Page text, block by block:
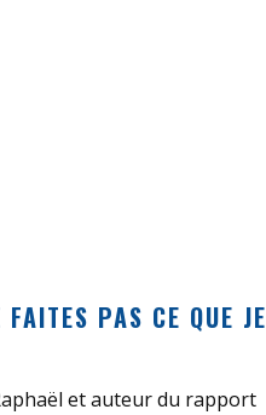
PAS CE QUE JE
et auteur du rapport